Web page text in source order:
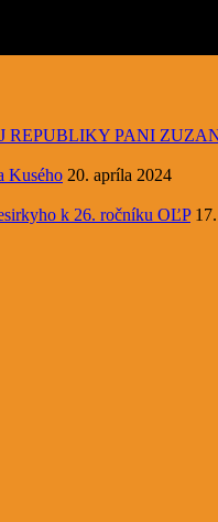
REPUBLIKY PANI
Kusého 20. apríla 2024
k 26. ročníku OĽP